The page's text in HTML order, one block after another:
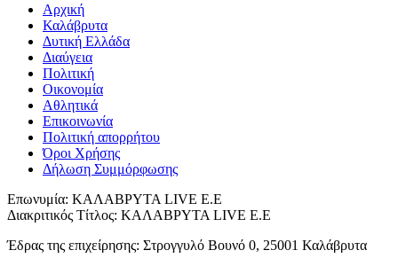
Αρχική
Καλάβρυτα
Δυτική Ελλάδα
Διαύγεια
Πολιτική
Οικονομία
Αθλητικά
Επικοινωνία
Πολιτική απορρήτου
Όροι Χρήσης
Δήλωση Συμμόρφωσης
Επωνυμία: ΚΑΛΑΒΡΥΤΑ LIVE Ε.Ε
Διακριτικός Τίτλος: ΚΑΛΑΒΡΥΤΑ LIVE E.E
Έδρας της επιχείρησης: Στρογγυλό Βουνό 0, 25001 Καλάβρυτα